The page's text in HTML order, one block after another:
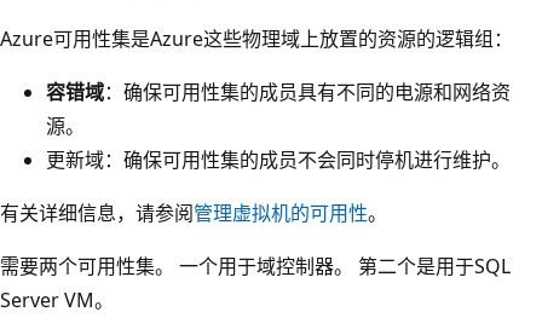
Azure可用性集是Azure这些物理域上放置的资源的逻辑组：
容错域：确保可用性集的成员具有不同的电源和网络资
源。
更新域：确保可用性集的成员不会同时停机进行维护。
有关详细信息，请参阅管理虚拟机的可用性。
需要两个可用性集。 一个用于域控制器。 第二个是用于SQL
Server VM。